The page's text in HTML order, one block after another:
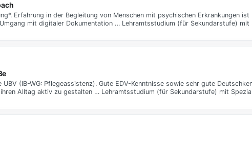
Erfahrung in der Begleitung von Menschen mit psychischen Erkrankungen
mit digitaler Dokumentation … Lehramtsstudium (für Sekundarstufe)
(IB-WG: Pflegeassistenz). Gute EDV-Kenntnisse sowie sehr gute
Alltag aktiv zu gestalten … Lehramtsstudium (für Sekundarstufe) mit